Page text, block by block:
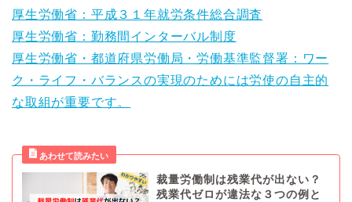
厚生労働省：平成３１年就労条件総合調査
厚生労働省：勤務間インターバル制度
厚生労働省・都道府県労働局・労働基準監督署：ワー
ク・ライフ・バランスの実現のためには労使の自主的
な取組が重要です。
裁量労働制は残業代が出ない？
残業代ゼロが違法な３つの例と